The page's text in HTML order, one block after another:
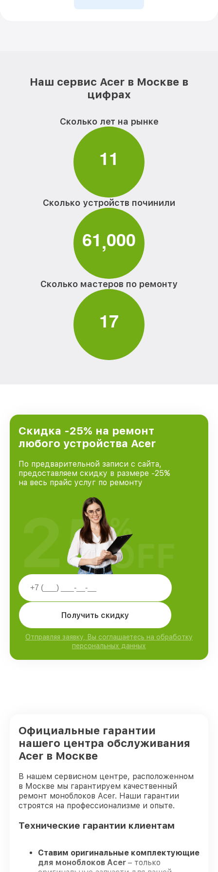
Наш сервис Acer в Москве в
цифрах
Сколько лет на рынке
11
Сколько устройств починили
61,000
Сколько мастеров по ремонту
17
Скидка -25% на ремонт
любого устройства Acer
По предварительной записи с сайта,
предоставляем скидку в размере -25%
на весь прайс услуг по ремонту
Получить скидку
Отправляя заявку, Вы соглашаетесь на обработку
персональных данных
25%
OFF
Официальные гарантии
нашего центра обслуживания
Acer в Москве
В нашем сервисном центре, расположенном
в Москве мы гарантируем качественный
ремонт моноблоков Acer. Наши гарантии
строятся на профессионализме и опыте.
Технические гарантии клиентам
Ставим оригинальные комплектующие
для моноблоков Acer – только